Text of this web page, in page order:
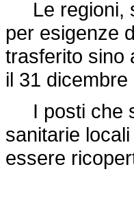
Le regioni,
per esigenze
trasferito sino
il 31 dicembre
I posti che
sanitarie
essere